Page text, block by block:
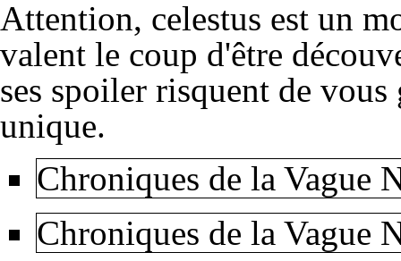
Attention, celestus est un
valent le coup d'être
ses spoiler risquent de
unique.
Chroniques de la Vague
Chroniques de la Vague